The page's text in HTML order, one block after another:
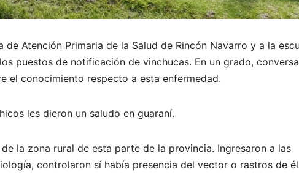
de Atención Primaria de la Salud de Rincón Navarro y a la
puestos de notificación de vinchucas. En un grado,
el conocimiento respecto a esta enfermedad.
les dieron un saludo en guaraní.
la zona rural de esta parte de la provincia. Ingresaron a las
controlaron sí había presencia del vector o rastros de